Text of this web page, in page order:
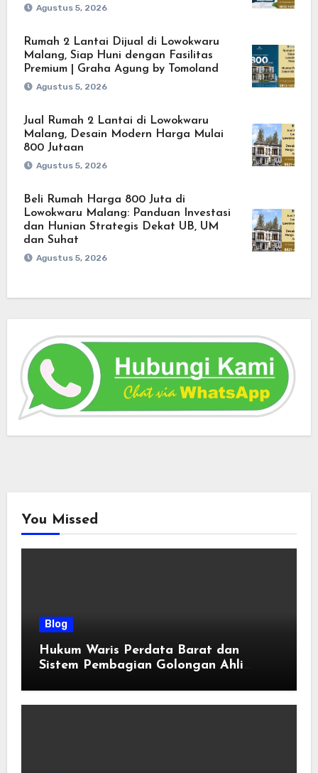
Agustus 5, 2026
Rumah 2 Lantai Dijual di Lowokwaru
Malang, Siap Huni dengan Fasilitas
Premium | Graha Agung by Tomoland
Agustus 5, 2026
Jual Rumah 2 Lantai di Lowokwaru
Malang, Desain Modern Harga Mulai
800 Jutaan
Agustus 5, 2026
Beli Rumah Harga 800 Juta di
Lowokwaru Malang: Panduan Investasi
dan Hunian Strategis Dekat UB, UM
dan Suhat
Agustus 5, 2026
You Missed
Blog
Hukum Waris Perdata Barat dan
Sistem Pembagian Golongan Ahli